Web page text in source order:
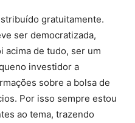
gratuitamente.
ser democratizada,
acima de tudo, ser um
investidor a
sobre a bolsa de
Por isso sempre estou
ao tema, trazendo